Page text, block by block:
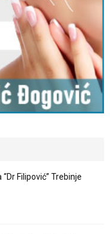
Filipović” Trebinje